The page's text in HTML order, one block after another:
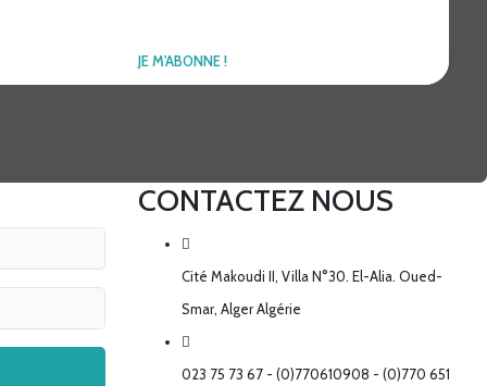
CONTACTEZ NOUS
Cité Makoudi II, Villa N°30. El-Alia. Oued-
Smar, Alger Algérie
023 75 73 67 - (0)770610908 - (0)770 651